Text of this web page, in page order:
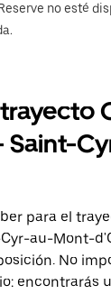
no esté
Saint-
para el
au-Mont-
No
encontrarás